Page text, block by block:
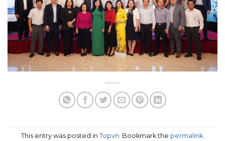
This entry was posted in Topvn . Bookmark the permalink.